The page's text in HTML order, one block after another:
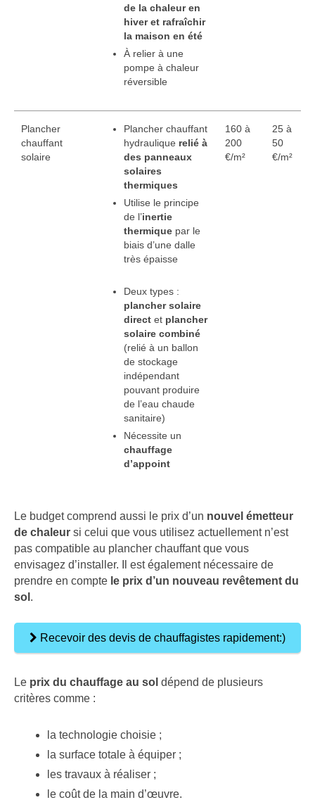
de la chaleur en
hiver et rafraîchir
la maison en été
À relier à une
pompe à chaleur
réversible
Plancher
chauffant
solaire
Plancher chauffant
hydraulique relié à
des panneaux
solaires
thermiques
Utilise le principe
de l’inertie
thermiquepar le
biais d’une dalle
très épaisse
Deux types :
plancher solaire
directet plancher
solaire combiné
(relié à un ballon
de stockage
indépendant
pouvant produire
de l’eau chaude
sanitaire)
Nécessite un
chauffage
d’appoint
160 à
200
€/m²
25 à
50
€/m²
Le budget comprend aussi le prix d’un nouvel émetteur
de chaleur si celui que vous utilisez actuellement n’est
pas compatible au plancher chauffant que vous
envisagez d’installer. Il est également nécessaire de
prendre en compte le prix d’un nouveau revêtement du
sol .
Recevoir des devis de chauffagistes rapidement:)
Le prix du chauffage au sol dépend de plusieurs
critères comme :
la technologie choisie ;
la surface totale à équiper ;
les travaux à réaliser ;
le coût de la main d’œuvre.